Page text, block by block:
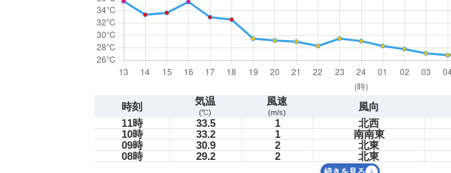
時刻 気温
(℃)
風速
(m/s) 風向
11時 33.5 1 北西
10時
33.2 1 南南東
09時
30.9 2 北東
08時
29.2 2 北東